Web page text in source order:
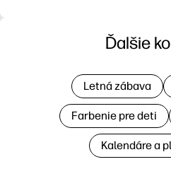
Ďalšie
Letná zábava
Farbenie pre deti
Kalendáre a